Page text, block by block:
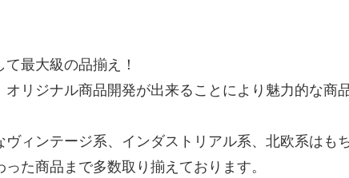
最大級の品揃え！
リジナル商品開発が出来ることにより魅力的な商
ィンテージ系、インダストリアル系、北欧系はもち
た商品まで多数取り揃えております。